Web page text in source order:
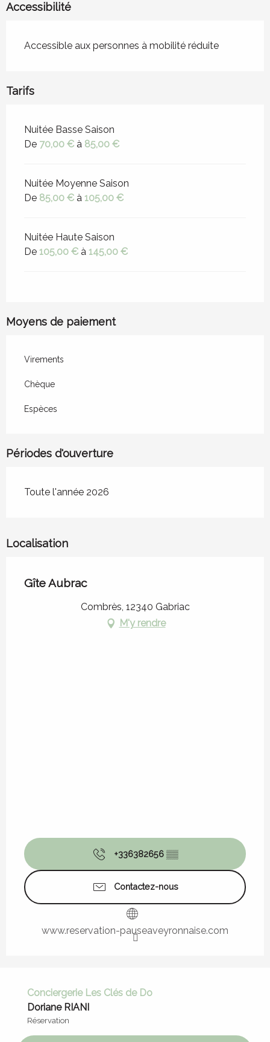
Accessibilité
Accessible aux personnes à mobilité réduite
Tarifs
Tarifs 2026
Nuitée Basse Saison
De 70,00 € à 85,00 €
Nuitée Moyenne Saison
De 85,00 € à 105,00 €
Nuitée Haute Saison
De 105,00 € à 145,00 €
Moyens de paiement
Virements
Chèque
Espèces
Périodes d'ouverture
Toute l'année 2026
Localisation
Gîte Aubrac
Combrès, 12340 Gabriac
M'y rendre
+336382656 ▒▒
Contactez-nous
www.reservation-pauseaveyronnaise.com
Conciergerie Les Clés de Do
Doriane RIANI
Réservation